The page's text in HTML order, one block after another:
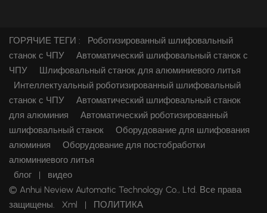
ГОРЯЧИЕ ТЕГИ :
Роботизированный шлифовальный
станок с ЧПУ
Автоматический шлифовальный станок с
ЧПУ
Шлифовальный станок для алюминиевого литья
Интеллектуальный роботизированный шлифовальный
станок с ЧПУ
Автоматический шлифовальный станок
для алюминия
Автоматический роботизированный
шлифовальный станок
Оборудование для шлифования
алюминия
Оборудование для постобработки
алюминиевого литья
блог
|
видео
© Anhui Neview Automatic Technology Co., Ltd. Все права
защищены.
Xml | ПОЛИТИКА